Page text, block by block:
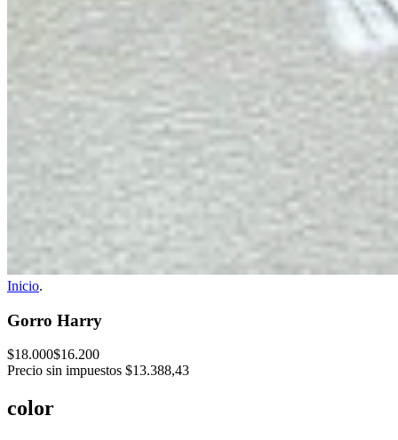
Inicio.
Gorro Harry
$18.000$16.200
Precio sin impuestos $13.388,43
color